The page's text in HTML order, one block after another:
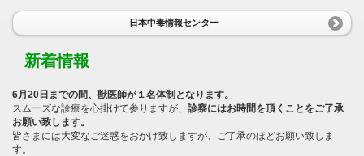
日本中毒情報センター
新着情報
6月20日までの間、獣医師が１名体制となります。
スムーズな診療を心掛けて参りますが、 診察にはお時間を頂くことをご了承
お願い致します。
皆さまには大変なご迷惑をおかけ致しますが、ご了承のほどお願い致しま
す。